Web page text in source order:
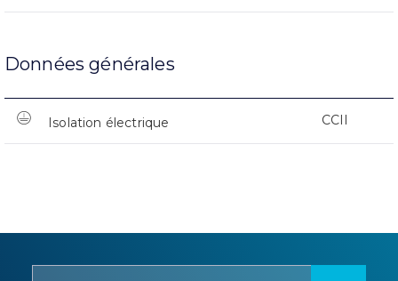
Données générales
Isolation électrique CCII